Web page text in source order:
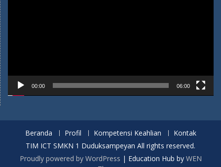
00:00 06:00
Beranda Profil Kompetensi Keahlian
Kontak
TIM ICT SMKN 1 Duduksampeyan All rights reserved.
Proudly powered by WordPress | Education Hub by WEN